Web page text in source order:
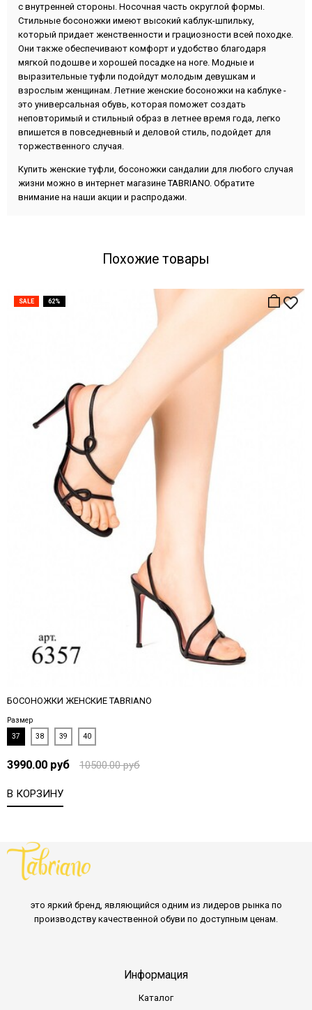
с внутренней стороны. Носочная часть округлой формы.
Стильные босоножки имеют высокий каблук-шпильку,
который придает женственности и грациозности всей походке.
Они также обеспечивают комфорт и удобство благодаря
мягкой подошве и хорошей посадке на ноге. Модные и
выразительные туфли подойдут молодым девушкам и
взрослым женщинам. Летние женские босоножки на каблуке -
это универсальная обувь, которая поможет создать
неповторимый и стильный образ в летнее время года, легко
впишется в повседневный и деловой стиль, подойдет для
торжественного случая.
Купить женские туфли, босоножки сандалии для любого случая
жизни можно в интернет магазине TABRIANO. Обратите
внимание на наши акции и распродажи.
Похожие товары
SALE 62%
БОСОНОЖКИ ЖЕНСКИЕ TABRIANO
Размер
37
38 39 40
3990.00 руб 10500.00 руб
В КОРЗИНУ
это яркий бренд, являющийся одним из лидеров рынка по
производству качественной обуви по доступным ценам.
Информация
Каталог